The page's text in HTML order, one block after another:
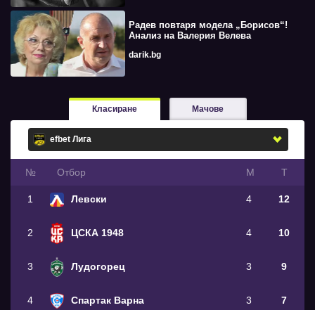
Радев повтаря модела „Борисов“!
Анализ на Валерия Велева
darik.bg
Класиране Мачове
№ Oтбор М Т
1 Левски 4 12
2 ЦСКА 1948 4 10
3 Лудогорец 3 9
4 Спартак Варна 3 7